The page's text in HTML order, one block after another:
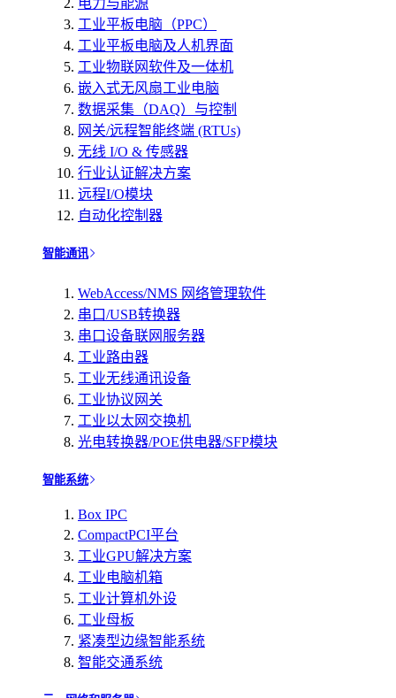
电力与能源
工业平板电脑（PPC）
工业平板电脑及人机界面
工业物联网软件及一体机
嵌入式无风扇工业电脑
数据采集（DAQ）与控制
网关/远程智能终端 (RTUs)
无线 I/O & 传感器
行业认证解决方案
远程I/O模块
自动化控制器
智能通讯
WebAccess/NMS 网络管理软件
串口/USB转换器
串口设备联网服务器
工业路由器
工业无线通讯设备
工业协议网关
工业以太网交换机
光电转换器/POE供电器/SFP模块
智能系统
Box IPC
CompactPCI平台
工业GPU解决方案
工业电脑机箱
工业计算机外设
工业母板
紧凑型边缘智能系统
智能交通系统